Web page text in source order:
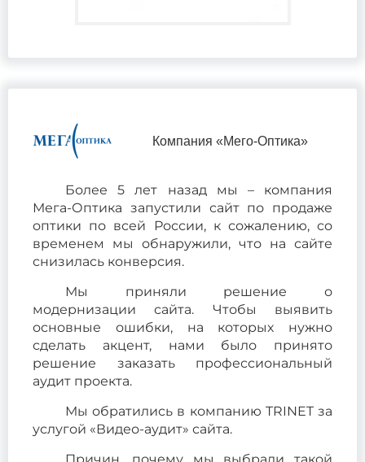
Компания «Мего-Оптика»
Более 5 лет назад мы – компания
Мега-Оптика запустили сайт по продаже
оптики по всей России, к сожалению, со
временем мы обнаружили, что на сайте
снизилась конверсия.
Мы приняли решение о
модернизации сайта. Чтобы выявить
основные ошибки, на которых нужно
сделать акцент, нами было принято
решение заказать профессиональный
аудит проекта.
Мы обратились в компанию TRINET за
услугой «Видео-аудит» сайта.